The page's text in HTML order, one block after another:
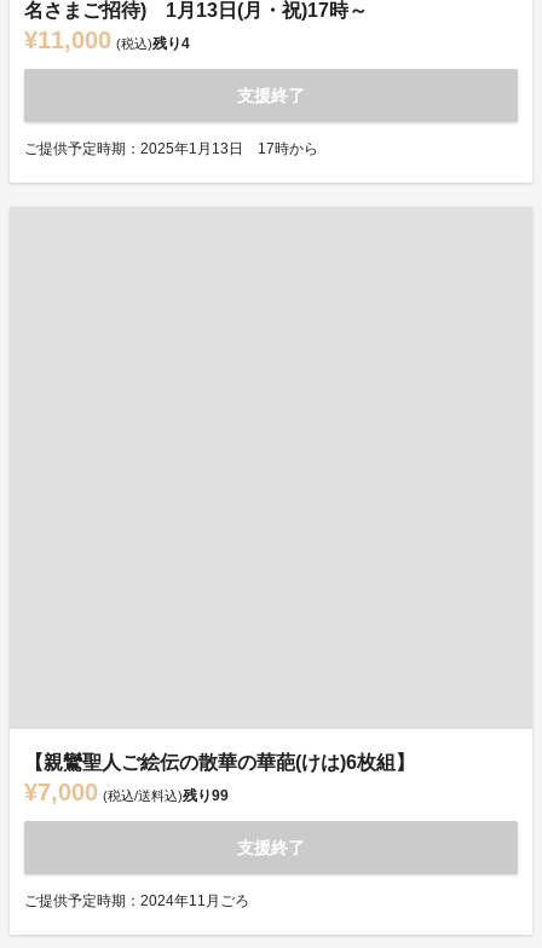
名さまご招待) 1月13日(月・祝)17時～
¥11,000 (税込)残り4
支援終了
ご提供予定時期：2025年1月13日 17時から
【親鸞聖人ご絵伝の散華の華葩(けは)6枚組】
¥7,000 (税込/送料込)残り99
支援終了
ご提供予定時期：2024年11月ごろ